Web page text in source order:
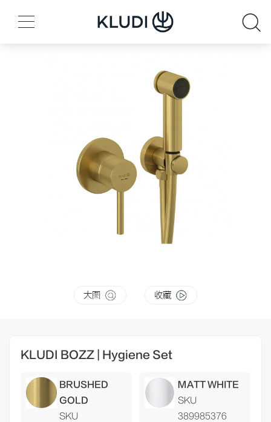
大图 收藏
KLUDI BOZZ | Hygiene Set
BRUSHED
GOLD
SKU
MATT WHITE
SKU
389985376